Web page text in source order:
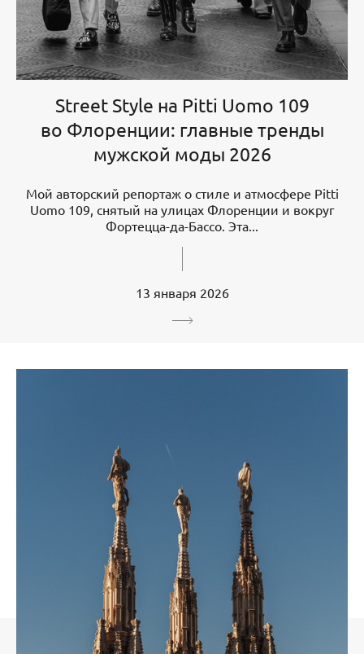
Street Style на Pitti Uomo 109
во Флоренции: главные тренды
мужской моды 2026
Мой авторский репортаж о стиле и атмосфере Pitti
Uomo 109, снятый на улицах Флоренции и вокруг
Фортецца-да-Бассо. Эта...
13 января 2026